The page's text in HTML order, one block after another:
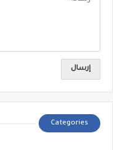
Categories